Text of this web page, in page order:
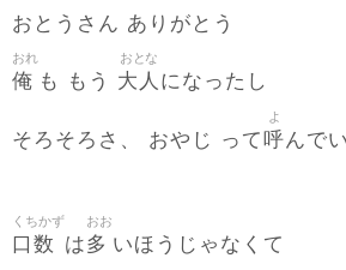
おとうさん ありがとう
俺
おれ
も もう 大人
おとな
になったし
そろそろさ、 おやじ って 呼
よ
んで
口数
くちかず
は多
おお
いほうじゃなくて